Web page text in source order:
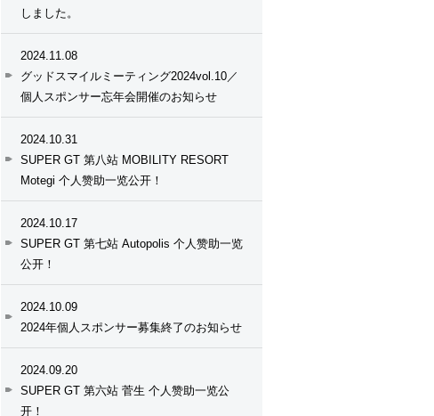
しました。
2024.11.08
グッドスマイルミーティング2024vol.10／
個人スポンサー忘年会開催のお知らせ
2024.10.31
SUPER GT 第八站 MOBILITY RESORT
Motegi 个人赞助一览公开！
2024.10.17
SUPER GT 第七站 Autopolis 个人赞助一览
公开！
2024.10.09
2024年個人スポンサー募集終了のお知らせ
2024.09.20
SUPER GT 第六站 菅生 个人赞助一览公
开！